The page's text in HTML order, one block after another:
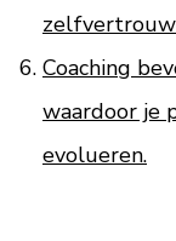
Coaching
waardoor je
evolueren.